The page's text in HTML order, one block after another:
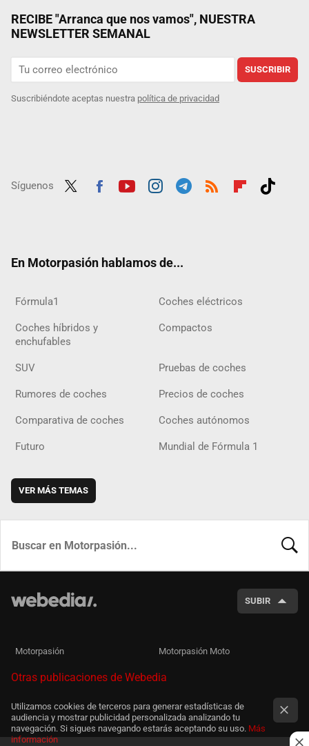
RECIBE "Arranca que nos vamos", NUESTRA
NEWSLETTER SEMANAL
SUSCRIBIR
Suscribiéndote aceptas nuestra política de privacidad
Síguenos
En Motorpasión hablamos de...
Fórmula1 Coches eléctricos
Coches híbridos y
enchufables
Compactos
SUV Pruebas de coches
Rumores de coches Precios de coches
Comparativa de coches Coches autónomos
Futuro Mundial de Fórmula 1
VER MÁS TEMAS
SUBIR
Motorpasión Motorpasión Moto
Otras publicaciones de Webedia
Utilizamos cookies de terceros para generar estadísticas de
audiencia y mostrar publicidad personalizada analizando tu
navegación. Si sigues navegando estarás aceptando su uso. Más
información